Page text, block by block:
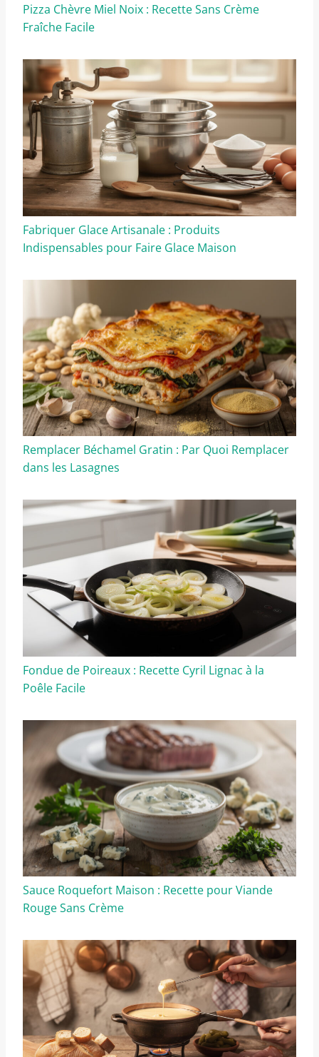
Pizza Chèvre Miel Noix : Recette Sans Crème
Fraîche Facile
Fabriquer Glace Artisanale : Produits
Indispensables pour Faire Glace Maison
Remplacer Béchamel Gratin : Par Quoi Remplacer
dans les Lasagnes
Fondue de Poireaux : Recette Cyril Lignac à la
Poêle Facile
Sauce Roquefort Maison : Recette pour Viande
Rouge Sans Crème